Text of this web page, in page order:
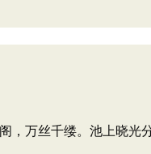
，万丝千缕。池上晓光